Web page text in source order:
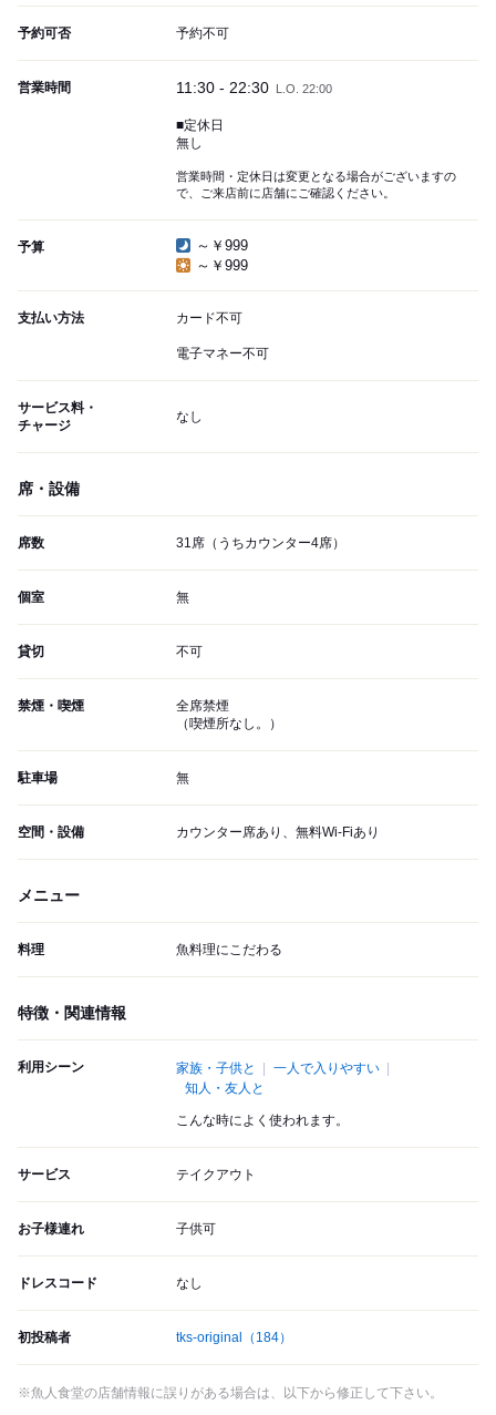
予約可否 予約不可
営業時間 11:30 - 22:30 L.O. 22:00
■定休日
無し
営業時間・定休日は変更となる場合がございますの
で、ご来店前に店舗にご確認ください。
予算
～￥999
～￥999
支払い方法 カード不可
電子マネー不可
サービス料・
チャージ
なし
席・設備
席数 31席（うちカウンター4席）
個室 無
貸切 不可
禁煙・喫煙
全席禁煙
（喫煙所なし。）
駐車場 無
空間・設備 カウンター席あり、無料Wi-Fiあり
メニュー
料理 魚料理にこだわる
特徴・関連情報
利用シーン 家族・子供と
一人で入りやすい
知人・友人と
こんな時によく使われます。
サービス テイクアウト
お子様連れ 子供可
ドレスコード なし
初投稿者 tks-original （184）
※魚人食堂の店舗情報に誤りがある場合は、以下から修正して下さい。